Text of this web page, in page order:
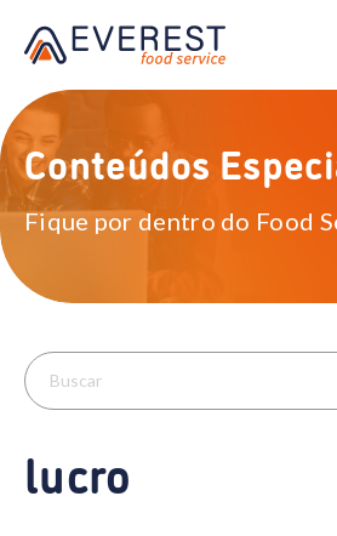
Conteúdos
Fique por dentro do Food
lucro